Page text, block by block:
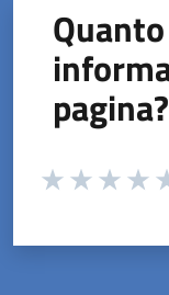
pagina?
Valuta da 1 a 5